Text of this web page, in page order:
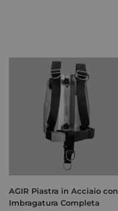
AGIR Piastra in Acciaio con
Imbragatura Completa